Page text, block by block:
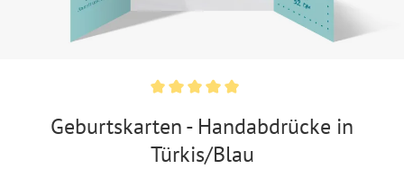
Geburtskarten - Handabdrücke in
Türkis/Blau